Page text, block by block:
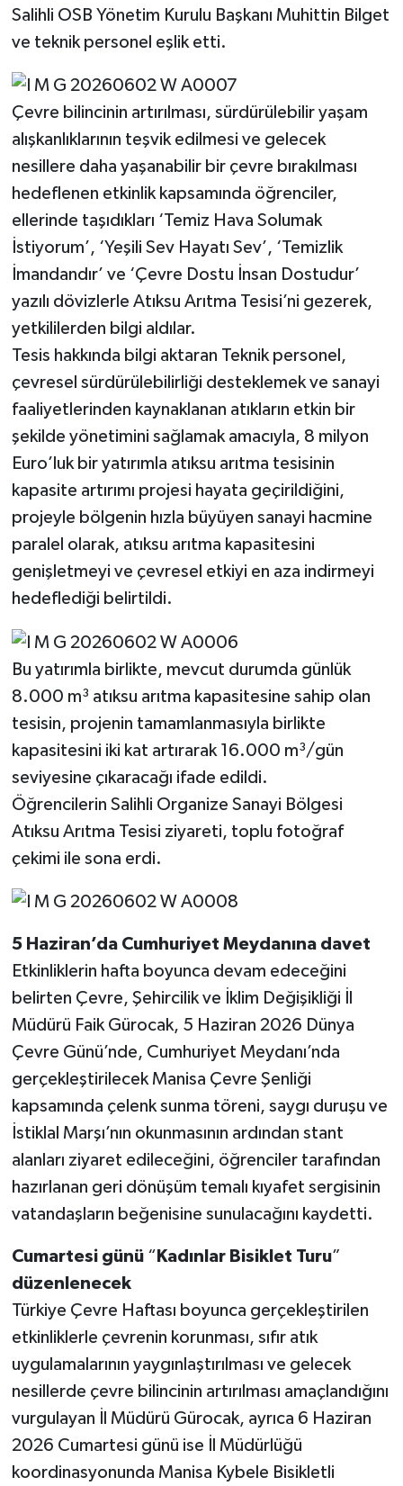
Salihli OSB Yönetim Kurulu Başkanı Muhittin Bilget
ve teknik personel eşlik etti.
Çevre bilincinin artırılması, sürdürülebilir yaşam
alışkanlıklarının teşvik edilmesi ve gelecek
nesillere daha yaşanabilir bir çevre bırakılması
hedeflenen etkinlik kapsamında öğrenciler,
ellerinde taşıdıkları ‘Temiz Hava Solumak
İstiyorum’, ‘Yeşili Sev Hayatı Sev’, ‘Temizlik
İmandandır’ ve ‘Çevre Dostu İnsan Dostudur’
yazılı dövizlerle Atıksu Arıtma Tesisi’ni gezerek,
yetkililerden bilgi aldılar.
Tesis hakkında bilgi aktaran Teknik personel,
çevresel sürdürülebilirliği desteklemek ve sanayi
faaliyetlerinden kaynaklanan atıkların etkin bir
şekilde yönetimini sağlamak amacıyla, 8 milyon
Euro’luk bir yatırımla atıksu arıtma tesisinin
kapasite artırımı projesi hayata geçirildiğini,
projeyle bölgenin hızla büyüyen sanayi hacmine
paralel olarak, atıksu arıtma kapasitesini
genişletmeyi ve çevresel etkiyi en aza indirmeyi
hedeflediği belirtildi.
Bu yatırımla birlikte, mevcut durumda günlük
8.000 m³ atıksu arıtma kapasitesine sahip olan
tesisin, projenin tamamlanmasıyla birlikte
kapasitesini iki kat artırarak 16.000 m³/gün
seviyesine çıkaracağı ifade edildi.
Öğrencilerin Salihli Organize Sanayi Bölgesi
Atıksu Arıtma Tesisi ziyareti, toplu fotoğraf
çekimi ile sona erdi.
5 Haziran’da Cumhuriyet Meydanına davet
Etkinliklerin hafta boyunca devam edeceğini
belirten Çevre, Şehircilik ve İklim Değişikliği İl
Müdürü Faik Gürocak, 5 Haziran 2026 Dünya
Çevre Günü’nde, Cumhuriyet Meydanı’nda
gerçekleştirilecek Manisa Çevre Şenliği
kapsamında çelenk sunma töreni, saygı duruşu ve
İstiklal Marşı’nın okunmasının ardından stant
alanları ziyaret edileceğini, öğrenciler tarafından
hazırlanan geri dönüşüm temalı kıyafet sergisinin
vatandaşların beğenisine sunulacağını kaydetti.
Cumartesi günü“ Kadınlar Bisiklet Turu”
düzenlenecek
Türkiye Çevre Haftası boyunca gerçekleştirilen
etkinliklerle çevrenin korunması, sıfır atık
uygulamalarının yaygınlaştırılması ve gelecek
nesillerde çevre bilincinin artırılması amaçlandığını
vurgulayan İl Müdürü Gürocak, ayrıca 6 Haziran
2026 Cumartesi günü ise İl Müdürlüğü
koordinasyonunda Manisa Kybele Bisikletli